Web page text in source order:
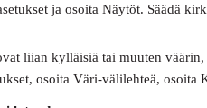
ja osoita Näytöt. Säädä
liian kylläisiä tai muuten
osoita Väri-välilehteä, osoita